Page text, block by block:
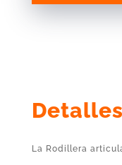
cantidad
La Rodillera